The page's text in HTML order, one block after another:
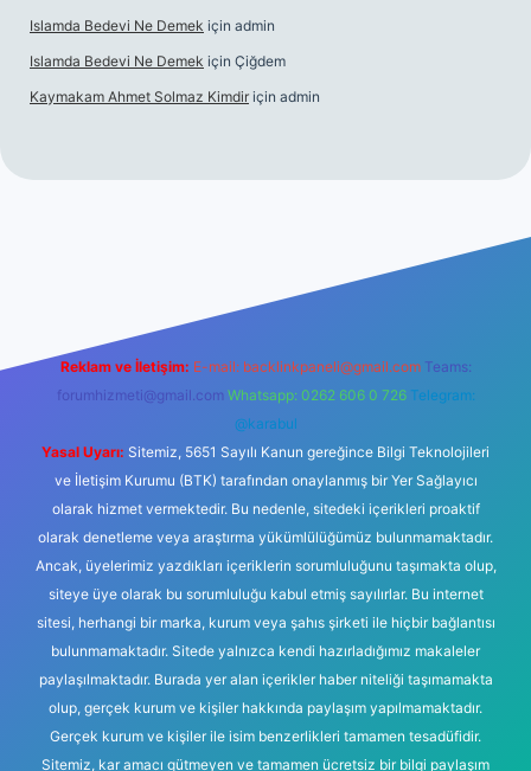
Islamda Bedevi Ne Demek için admin
Islamda Bedevi Ne Demek için Çiğdem
Kaymakam Ahmet Solmaz Kimdir için admin
Reklam ve İletişim: E-mail: backlinkpaneli@gmail.com Teams:
forumhizmeti@gmail.com Whatsapp: 0262 606 0 726 Telegram:
@karabul
Yasal Uyarı: Sitemiz, 5651 Sayılı Kanun gereğince Bilgi Teknolojileri
ve İletişim Kurumu (BTK) tarafından onaylanmış bir Yer Sağlayıcı
olarak hizmet vermektedir. Bu nedenle, sitedeki içerikleri proaktif
olarak denetleme veya araştırma yükümlülüğümüz bulunmamaktadır.
Ancak, üyelerimiz yazdıkları içeriklerin sorumluluğunu taşımakta olup,
siteye üye olarak bu sorumluluğu kabul etmiş sayılırlar. Bu internet
sitesi, herhangi bir marka, kurum veya şahıs şirketi ile hiçbir bağlantısı
bulunmamaktadır. Sitede yalnızca kendi hazırladığımız makaleler
paylaşılmaktadır. Burada yer alan içerikler haber niteliği taşımamakta
olup, gerçek kurum ve kişiler hakkında paylaşım yapılmamaktadır.
Gerçek kurum ve kişiler ile isim benzerlikleri tamamen tesadüfidir.
Sitemiz, kar amacı gütmeyen ve tamamen ücretsiz bir bilgi paylaşım